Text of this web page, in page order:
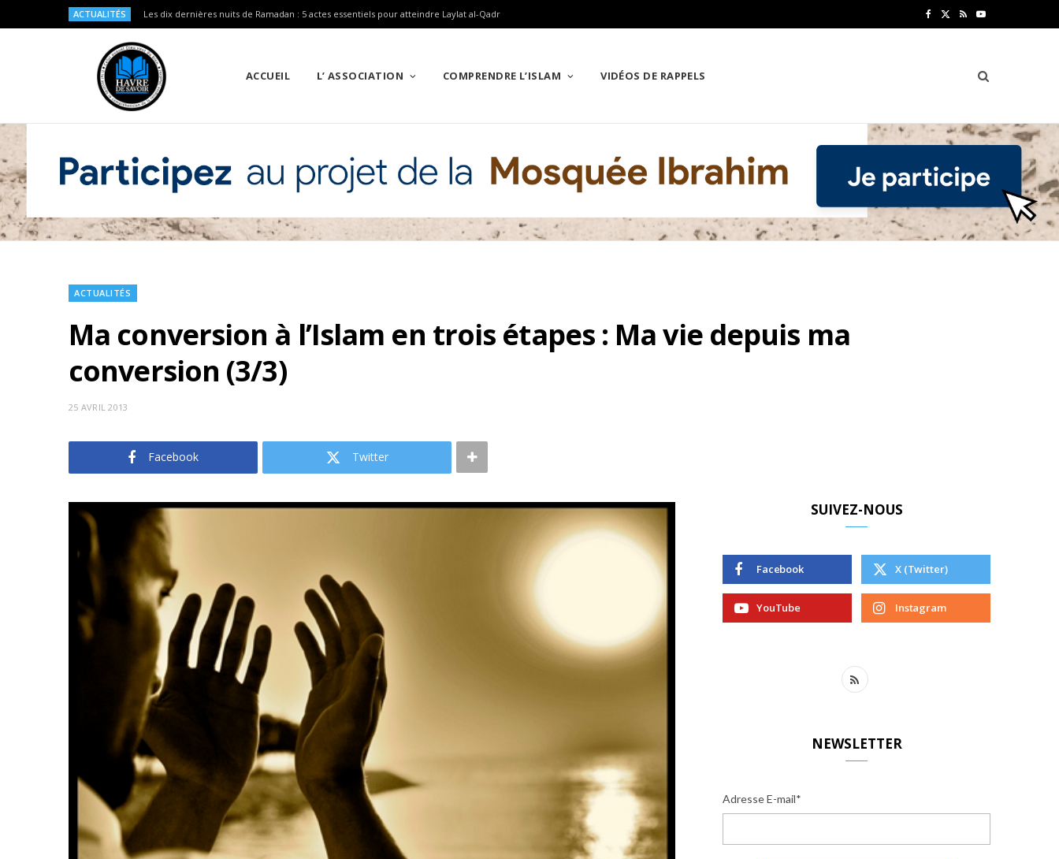
ACTUALITÉS Les dix dernières nuits de Ramadan : 5 actes essentiels pour atteindre Laylat al-Qadr
b
o
i
t
r
R Y
u
u
e
ACCUEIL L’ ASSOCIATION COMPRENDRE L’ISLAM VIDÉOS DE RAPPELS
ACTUALITÉS
Ma conversion à l’Islam en trois étapes : Ma vie depuis ma
conversion (3/3)
25 AVRIL 2013
Facebook Twitter
SUIVEZ-NOUS
Facebook X (Twitter)
YouTube Instagram
R
NEWSLETTER
Adresse E-mail*